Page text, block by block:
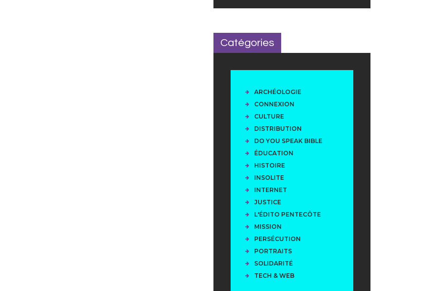
Catégories
ARCHÉOLOGIE
CONNEXION
CULTURE
DISTRIBUTION
DO YOU SPEAK BIBLE
ÉDUCATION
HISTOIRE
INSOLITE
INTERNET
JUSTICE
L'ÉDITO PENTECÔTE
MISSION
PERSÉCUTION
PORTRAITS
SOLIDARITÉ
TECH & WEB